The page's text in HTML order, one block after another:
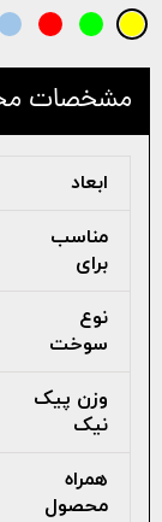
مشخصات
ابعاد
مناسب
برای
نوع
سوخت
وزن پیک
نیک
همراه
محصول